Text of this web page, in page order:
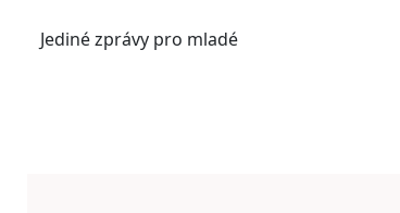
Jedinézprávy pro mladé